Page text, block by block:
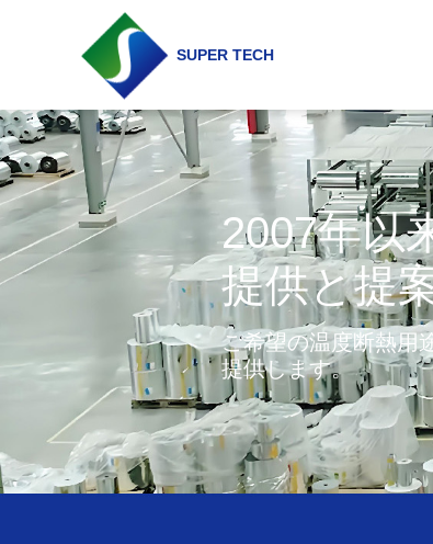
SUPER TECH
2007年以
提供と提
ご希望の温度断熱用
提供します。